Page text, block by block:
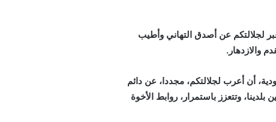
لجلالتكم عن أصدق التهاني وأطيب
والازدهار.
أن أعرب لجلالتكم، مجددا، عن دائم
وتتعزز باستمرار، روابط الأخوة